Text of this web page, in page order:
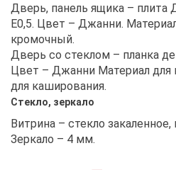
Дверь, панель ящика – плита
Е0,5. Цвет – Джанни.
кромочный.
Дверь со стеклом – планка
Цвет – Джанни Материал для
для каширования.
Стекло, зеркало
Витрина – стекло
Зеркало – 4 мм.